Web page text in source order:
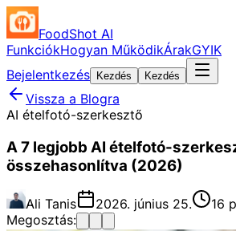
FoodShot AI
FunkciókHogyan MűködikÁrakGYIK
Bejelentkezés
Kezdés Kezdés
Vissza a Blogra
AI ételfotó-szerkesztő
A 7 legjobb AI ételfotó-
összehasonlítva (2026)
Ali Tanis 2026. június 25.
16
Megosztás: